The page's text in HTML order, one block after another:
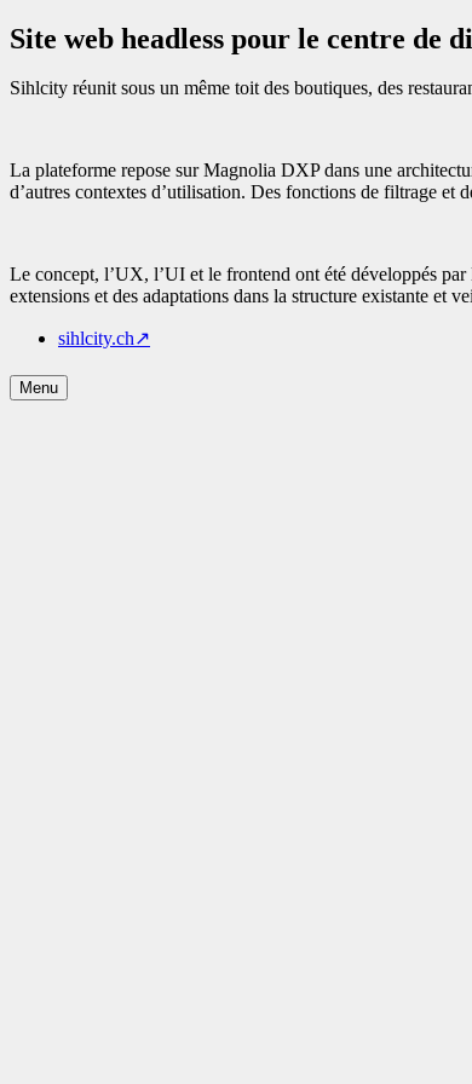
Site web headless pour le centre de
Sihlcity réunit sous un même toit des boutiques, des
La plateforme repose sur Magnolia DXP dans une
d’autres contextes d’utilisation. Des fonctions de filtrage
Le concept, l’UX, l’UI et le frontend ont été développés
extensions et des adaptations dans la structure existante et
sihlcity.ch↗
Menu